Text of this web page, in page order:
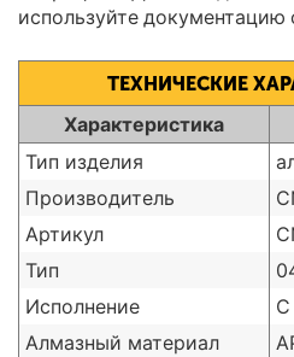
используйте документацию
ТЕХНИЧЕСКИЕ
Характеристика
Тип изделия
Производитель
Артикул
Тип
Исполнение
С
Алмазный материал